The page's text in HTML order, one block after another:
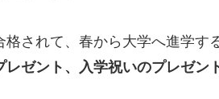
格されて、春から大学へ進学す
レゼント、入学祝いのプレゼン